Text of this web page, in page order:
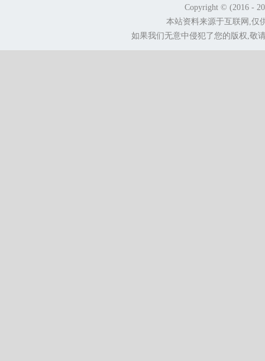
Copyright © (2016 -
本站资料来源于互联网,仅
如果我们无意中侵犯了您的版权,敬